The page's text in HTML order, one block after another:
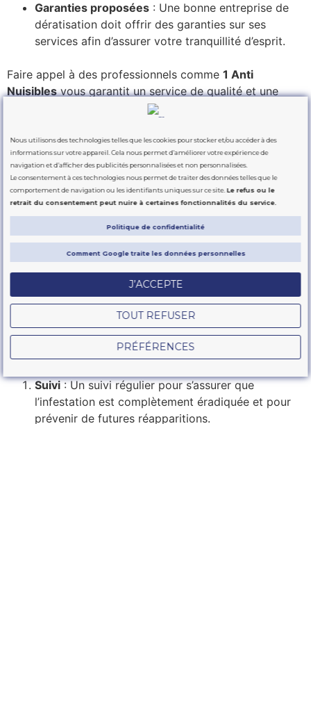
Garanties proposées : Une bonne entreprise de
dératisation doit offrir des garanties sur ses
services afin d’assurer votre tranquillité d’esprit.
Faire appel à des professionnels comme 1 Anti
Nuisiblesvous garantit un service de qualité et une
Le processus de
dératisation avec1 Anti
Nuisibles
Le processus de dératisation chez1 Anti Nuisibles
déroule en plusieurs étapes :
espace pour identifier les signes d’infestation et
les zones à risque.
: Mise en place des méthodes
adaptées (pièges, appâts, etc.) pour éliminer les
rongeurs présents.
Suivi: Un suivi régulier pour s’assurer que
l’infestation est complètement éradiquée et pour
prévenir de futures réapparitions.
Nous utilisons des technologies telles que les cookies pour stocker et/ou accéder à des
informations sur votre appareil. Cela nous permet d’améliorer votre expérience de
navigation et d’afficher des publicités personnalisées et non personnalisées.
Le consentement à ces technologies nous permet de traiter des données telles que le
comportement de navigation ou les identifiants uniques sur ce site.Le refus ou le
retrait du consentement peut nuire à certaines fonctionnalités du service.
Politique de confidentialité
Comment Google traite les données personnelles
J’ACCEPTE
TOUT REFUSER
PRÉFÉRENCES